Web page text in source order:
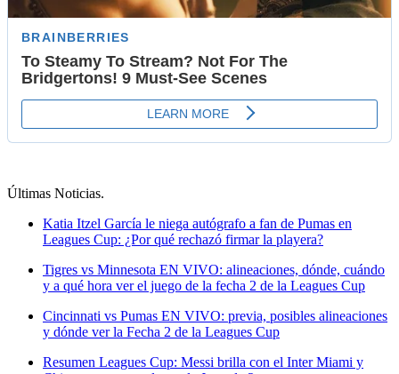
Últimas Noticias.
Katia Itzel García le niega autógrafo a fan de Pumas en
Leagues Cup: ¿Por qué rechazó firmar la playera?
Tigres vs Minnesota EN VIVO: alineaciones, dónde, cuándo
y a qué hora ver el juego de la fecha 2 de la Leagues Cup
Cincinnati vs Pumas EN VIVO: previa, posibles alineaciones
y dónde ver la Fecha 2 de la Leagues Cup
Resumen Leagues Cup: Messi brilla con el Inter Miami y